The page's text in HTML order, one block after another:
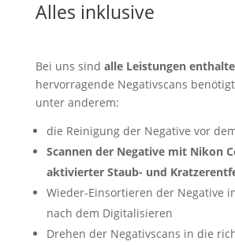
Alles inklusive
Bei uns sind alle Leistungen
hervorragende Negativscans
unter anderem:
die Reinigung der Negative vor
Scannen der Negative mit Nikon
aktivierter Staub- und
Wieder-Einsortieren der Negative
nach dem Digitalisieren
Drehen der Negativscans in die